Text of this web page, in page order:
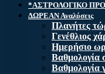
*ΑΣΤΡΟΛΟΓΙΚΟ
ΔΩΡΕΑΝ Αναλύσεις
Πλανήτες
Γενέθλιος
Ημερήσιο
Βαθμολογία
Βαθμολογία